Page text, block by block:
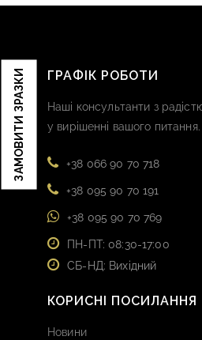
ЗАМОВИТИ ЗРАЗКИ ГРАФІК РОБОТИ
Наші консультанти з
у вирішенні вашого питання.
+38 066 90 70 718
+38 095 90 70 191
+38 095 90 70 769
ПН-ПТ: 08:30-17:00
СБ-НД: Вихідний
КОРИСНІ ПОСИЛАННЯ
Новини